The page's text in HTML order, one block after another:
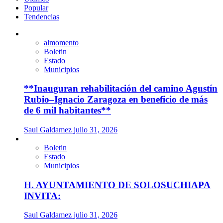
Popular
Tendencias
almomento
Boletin
Estado
Municipios
**Inauguran rehabilitación del camino Agustín
Rubio–Ignacio Zaragoza en beneficio de más
de 6 mil habitantes**
Saul Galdamez julio 31, 2026
Boletin
Estado
Municipios
H. AYUNTAMIENTO DE SOLOSUCHIAPA
INVITA:
Saul Galdamez julio 31, 2026